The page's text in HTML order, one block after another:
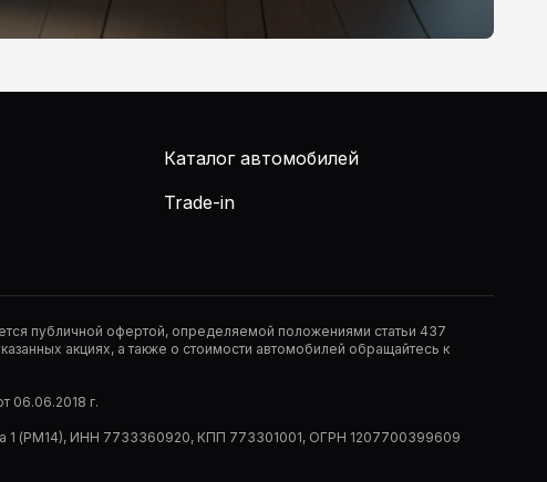
Каталог автомобилей
Trade-in
публичной офертой, определяемой положениями статьи 437
акциях, а также о стоимости автомобилей обращайтесь к
06.06.2018 г.
1 (РМ14), ИНН 7733360920, КПП 773301001, ОГРН 1207700399609